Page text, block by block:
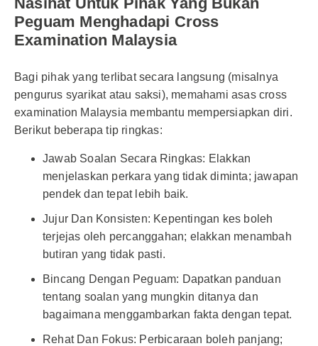
Peguam Menghadapi Cross
Examination Malaysia
Bagi pihak yang terlibat secara langsung (misalnya
pengurus syarikat atau saksi), memahami asas cross
examination Malaysia membantu mempersiapkan diri.
Berikut beberapa tip ringkas:
Jawab Soalan Secara Ringkas: Elakkan
menjelaskan perkara yang tidak diminta; jawapan
pendek dan tepat lebih baik.
Jujur Dan Konsisten: Kepentingan kes boleh
terjejas oleh percanggahan; elakkan menambah
butiran yang tidak pasti.
Bincang Dengan Peguam: Dapatkan panduan
tentang soalan yang mungkin ditanya dan
bagaimana menggambarkan fakta dengan tepat.
Rehat Dan Fokus: Perbicaraan boleh panjang;